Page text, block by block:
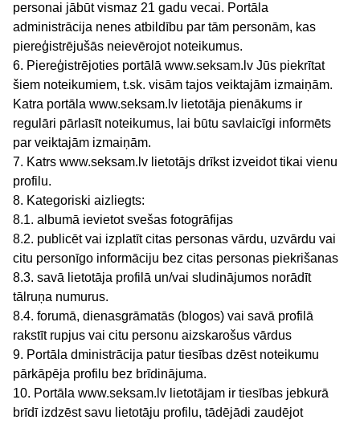
personai jābūt vismaz 21 gadu vecai. Portāla
administrācija nenes atbildību par tām personām, kas
piereģistrējušās neievērojot noteikumus.
6. Piereģistrējoties portālā www.seksam.lv Jūs piekrītat
šiem noteikumiem, t.sk. visām tajos veiktajām izmaiņām.
Katra portāla www.seksam.lv lietotāja pienākums ir
regulāri pārlasīt noteikumus, lai būtu savlaicīgi informēts
par veiktajām izmaiņām.
7. Katrs www.seksam.lv lietotājs drīkst izveidot tikai vienu
profilu.
8. Kategoriski aizliegts:
8.1. albumā ievietot svešas fotogrāfijas
8.2. publicēt vai izplatīt citas personas vārdu, uzvārdu vai
citu personīgo informāciju bez citas personas piekrišanas
8.3. savā lietotāja profilā un/vai sludinājumos norādīt
tālruņa numurus.
8.4. forumā, dienasgrāmatās (blogos) vai savā profilā
rakstīt rupjus vai citu personu aizskarošus vārdus
9. Portāla dministrācija patur tiesības dzēst noteikumu
pārkāpēja profilu bez brīdinājuma.
10. Portāla www.seksam.lv lietotājam ir tiesības jebkurā
brīdī izdzēst savu lietotāju profilu, tādējādi zaudējot